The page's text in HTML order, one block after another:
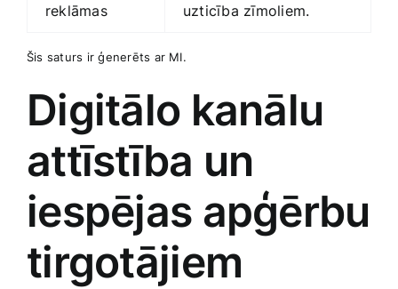
reklāmas
uzticība zīmoliem.
Šis ‌saturs ir ģenerēts ar MI.
Digitālo‍ kanālu​
attīstība‍ un
iespējas apģērbu
tirgotājiem